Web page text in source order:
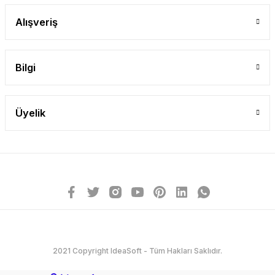
Alışveriş
Bilgi
Üyelik
2021 Copyright IdeaSoft - Tüm Hakları Saklıdır.